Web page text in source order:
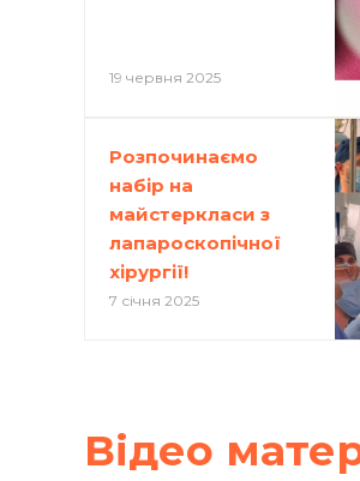
19 червня 2025
Розпочинаємо
набір на
майстеркласи з
лапароскопічної
хірургії!
7 січня 2025
Вiдео